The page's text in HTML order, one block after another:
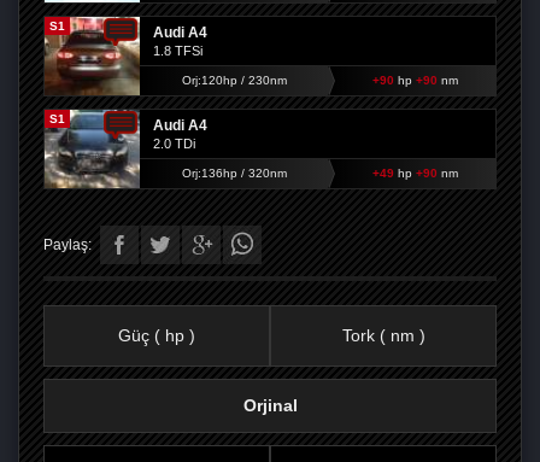
S1 Audi A4
1.8 TFSi
Orj:120hp / 230nm +90 hp +90 nm
S1 Audi A4
2.0 TDi
Orj:136hp / 320nm +49hp +90 nm
Paylaş:
Güç ( hp ) Tork ( nm )
Orjinal